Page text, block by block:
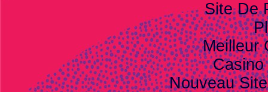
Site De
Meilleur
Casino
Nouveau